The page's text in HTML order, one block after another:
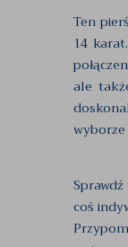
Ten
14
ale
wyborze
coś